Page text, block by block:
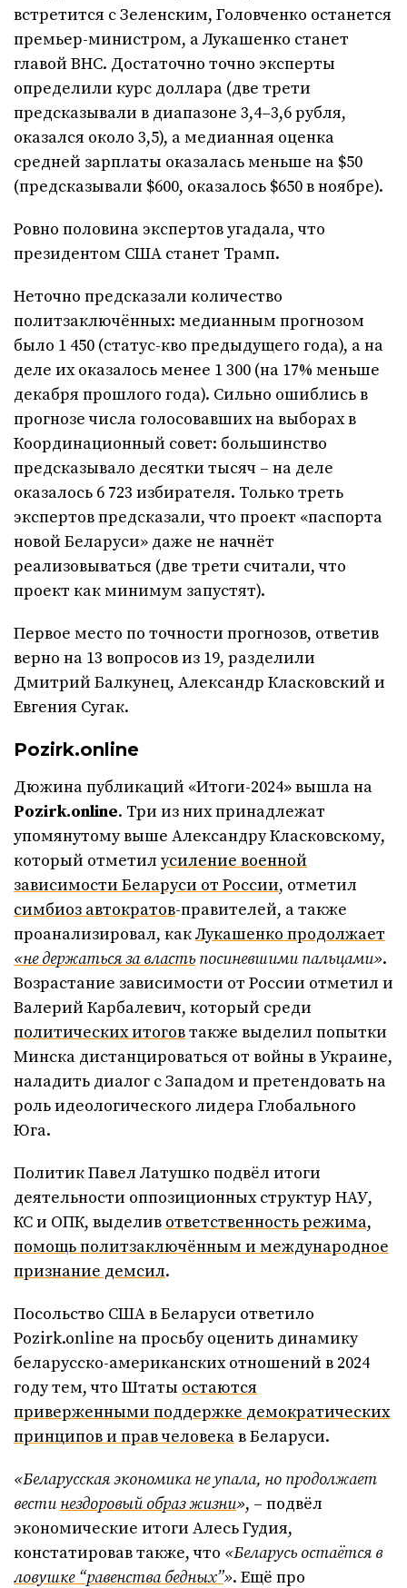
встретится с Зеленским, Головченко останется
премьер-министром, а Лукашенко станет
главой ВНС. Достаточно точно эксперты
определили курс доллара (две трети
предсказывали в диапазоне 3,4–3,6 рубля,
оказался около 3,5), а медианная оценка
средней зарплаты оказалась меньше на $50
(предсказывали $600, оказалось $650 в ноябре).
Ровно половина экспертов угадала, что
президентом США станет Трамп.
Неточно предсказали количество
политзаключённых: медианным прогнозом
было 1 450 (статус-кво предыдущего года), а на
деле их оказалось менее 1 300 (на 17% меньше
декабря прошлого года). Сильно ошиблись в
прогнозе числа голосовавших на выборах в
Координационный совет: большинство
предсказывало десятки тысяч – на деле
оказалось 6 723 избирателя. Только треть
экспертов предсказали, что проект «паспорта
новой Беларуси» даже не начнёт
реализовываться (две трети считали, что
проект как минимум запустят).
Первое место по точности прогнозов, ответив
верно на 13 вопросов из 19, разделили
Дмитрий Балкунец, Александр Класковский и
Евгения Сугак.
Pozirk.online
Дюжина публикаций «Итоги-2024» вышла на
Pozirk.online. Три из них принадлежат
упомянутому выше Александру Класковскому,
который отметил усиление военной
зависимости Беларуси от России, отметил
симбиоз автократов-правителей, а также
проанализировал, какЛукашенко продолжает
«не держаться за власть посиневшими пальцами».
Возрастание зависимости от России отметил и
Валерий Карбалевич, который среди
политических итоговтакже выделил попытки
Минска дистанцироваться от войны в Украине,
наладить диалог с Западом и претендовать на
роль идеологического лидера Глобального
Юга.
Политик Павел Латушко подвёл итоги
деятельности оппозиционных структур НАУ,
КС и ОПК, выделив ответственность режима,
помощь политзаключённым и международное
признание демсил.
Посольство США в Беларуси ответило
Pozirk.online на просьбу оценить динамику
беларусско-американских отношений в 2024
году тем, что Штаты остаются
приверженными поддержке демократических
принципов и прав человекав Беларуси.
«Беларусская экономика не упала, но продолжает
вестинездоровый образ жизни», – подвёл
экономические итоги Алесь Гудия,
констатировав также, что «Беларусь остаётся в
ловушке “равенства бедных”». Ещё про